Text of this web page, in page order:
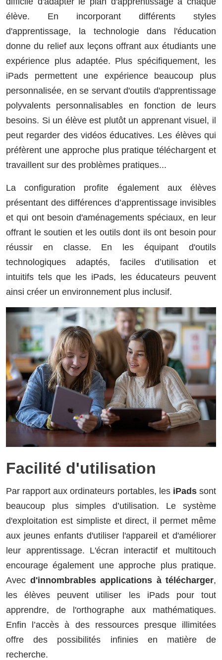
élève. En incorporant différents styles
d'apprentissage, la technologie dans l'éducation
donne du relief aux leçons offrant aux étudiants une
expérience plus adaptée. Plus spécifiquement, les
iPads permettent une expérience beaucoup plus
personnalisée, en se servant d'outils d'apprentissage
polyvalents personnalisables en fonction de leurs
besoins. Si un élève est plutôt un apprenant visuel, il
peut regarder des vidéos éducatives. Les élèves qui
préfèrent une approche plus pratique téléchargent et
travaillent sur des problèmes pratiques...
La configuration profite également aux élèves
présentant des différences d’apprentissage invisibles
et qui ont besoin d'aménagements spéciaux, en leur
offrant le soutien et les outils dont ils ont besoin pour
réussir en classe. En les équipant d'outils
technologiques adaptés, faciles d’utilisation et
intuitifs tels que les iPads, les éducateurs peuvent
ainsi créer un environnement plus inclusif.
Facilité d'utilisation
Par rapport aux ordinateurs portables, les iPadssont
beaucoup plus simples d’utilisation. Le système
d'exploitation est simpliste et direct, il permet même
aux jeunes enfants d'utiliser l'appareil et d'améliorer
leur apprentissage. L'écran interactif et multitouch
encourage également une approche plus pratique.
Avec d'innombrables applications à télécharger,
les élèves peuvent utiliser les iPads pour tout
apprendre, de l'orthographe aux mathématiques.
Enfin l’accès à des ressources presque illimitées
offre des possibilités infinies en matière de
recherche.